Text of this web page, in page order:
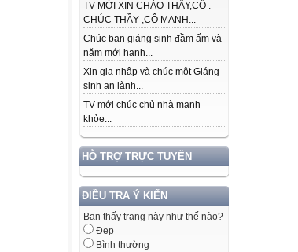
TV MỚI XIN CHÀO THẦY,CÔ .
CHÚC THẦY ,CÔ MẠNH...
Chúc bạn giáng sinh đầm ấm và
năm mới hạnh...
Xin gia nhập và chúc một Giáng
sinh an lành...
TV mới chúc chủ nhà mạnh
khỏe...
HỖ TRỢ TRỰC TUYẾN
ĐIỀU TRA Ý KIẾN
Bạn thấy trang này như thế nào?
Đẹp
Bình thường